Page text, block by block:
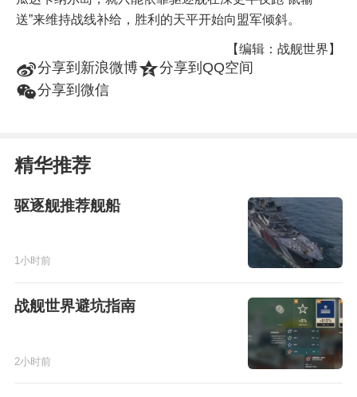
送”来维持战线补给，胜利的天平开始向盟军倾斜。
【编辑：战舰世界】
t分享到新浪微博z分享到QQ空间
w分享到微信
精华推荐
驱逐舰推荐舰船
1小时前
战舰世界避坑指南
2小时前